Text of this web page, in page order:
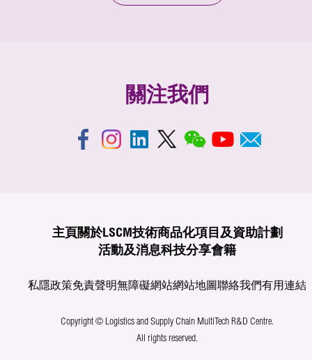
關注我們
主頁 關於LSCM技術商品化項目及資助計劃
活動及消息科技分享會籍
私隱政策免責聲明無障礙網站網站地圖聯絡我們有用連結
Copyright © Logistics and Supply Chain MultiTech R&D Centre.
All rights reserved.